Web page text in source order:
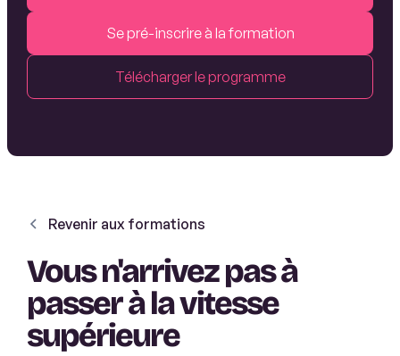
Se pré-inscrire à la formation
Télécharger le programme
Revenir aux formations
Vous n'arrivez pas à
passer à la vitesse
supérieure